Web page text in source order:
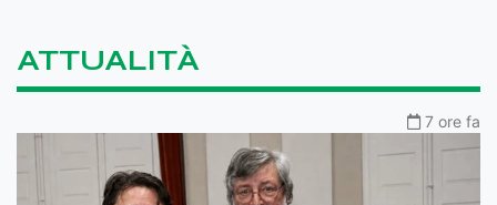
ATTUALITÀ
7 ore fa